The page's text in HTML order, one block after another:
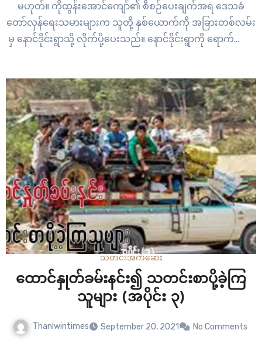
မဟုတ်။ ကိုထွန်းအောင်ကျော်၏ စီစဉ်ပေးချက်အရ ဒေသခံ
တော်လှန်ရေးသမားများက သူတို့ နှစ်ယောက်ကို အခြားတစ်လမ်း
မှ နောင်ဒိုင်းရွာသို့ လိုက်ပို့ပေးသည်။ နောင်ဒိုင်းရွာကို ရောက်တော့
သတင်းအက်ဆေး
ထောင်နှုတ်ခမ်းနင်း၍ သတင်းစာပို့ခဲ့ကြ
သူများ (အပိုင်း ၃)
Thanlwintimes September 20, 2021 No Comments